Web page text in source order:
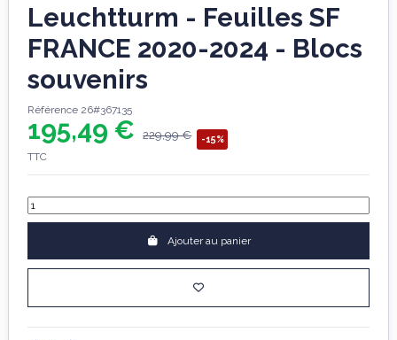
Leuchtturm - Feuilles SF
FRANCE 2020-2024 - Blocs
souvenirs
Référence 26#367135
195,49 € 229,99 € -15%
TTC
Ajouter au panier